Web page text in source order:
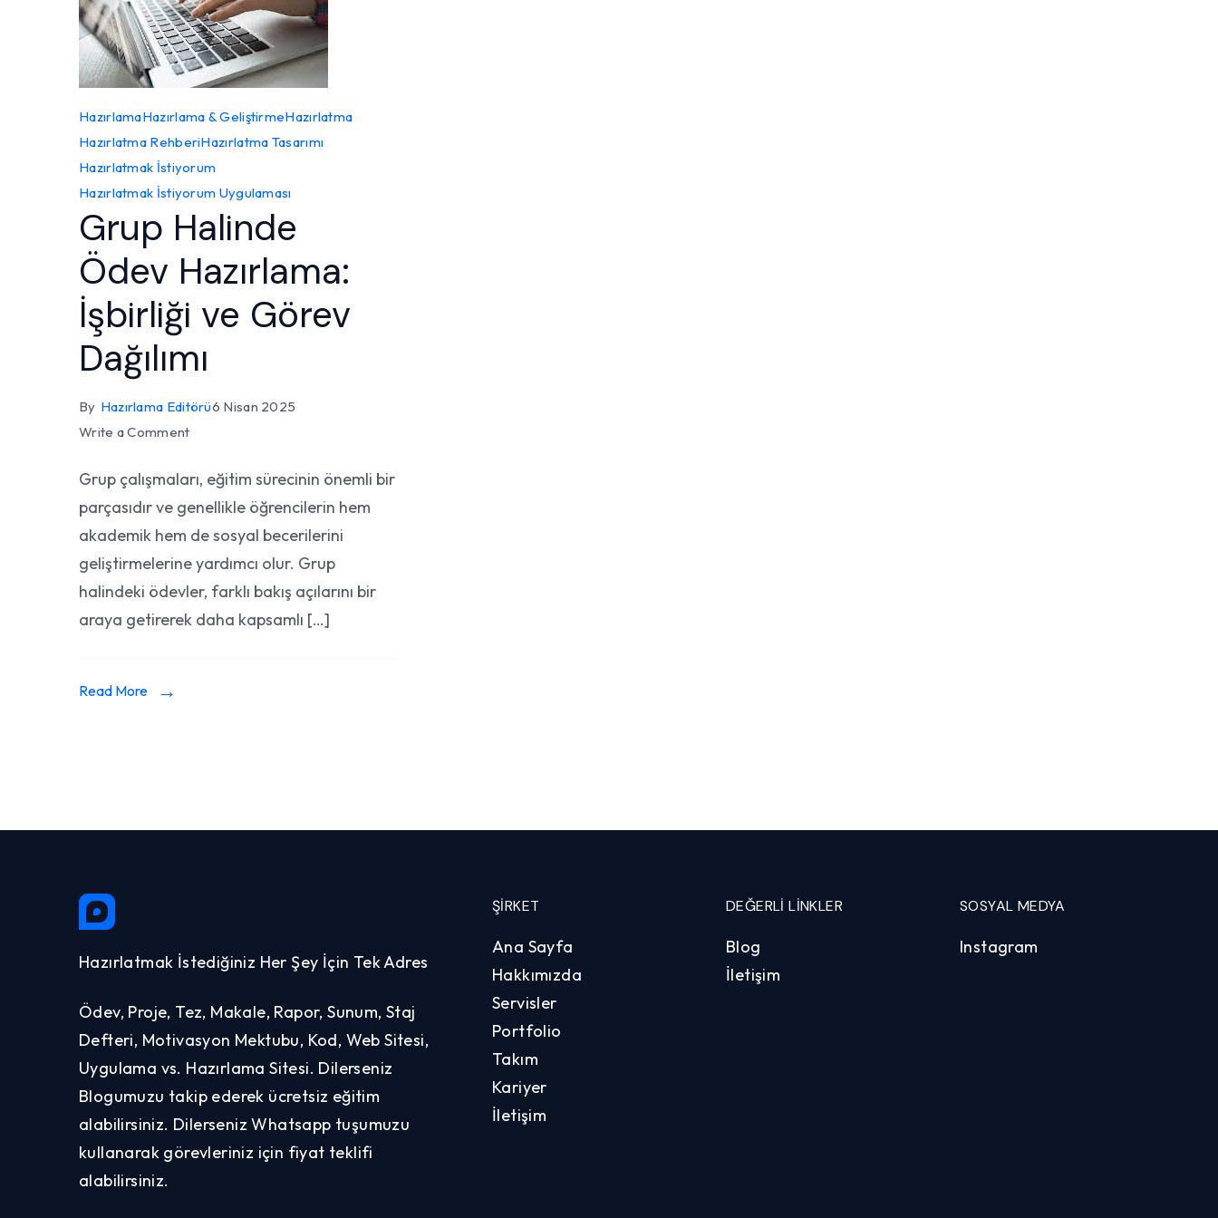
HazırlamaHazırlama & GeliştirmeHazırlatma
Hazırlatma RehberiHazırlatma Tasarımı
Hazırlatmak İstiyorum
Hazırlatmak İstiyorum Uygulaması
Grup Halinde
Ödev Hazırlama:
İşbirliği ve Görev
Dağılımı
By Hazırlama Editörü6 Nisan 2025
Write a Commenton
Halinde
Ödev
Hazırlama:
İşbirliği
Grup çalışmaları, eğitim sürecinin önemli bir
parçasıdır ve genellikle öğrencilerin hem
akademik hem de sosyal becerilerini
geliştirmelerine yardımcı olur. Grup
halindeki ödevler, farklı bakış açılarını bir
araya getirerek daha kapsamlı […]
Read More
Hazırlatmak İstediğiniz Her Şey İçin Tek Adres
Ödev, Proje, Tez, Makale, Rapor, Sunum, Staj
Defteri, Motivasyon Mektubu, Kod, Web Sitesi,
Uygulama vs. Hazırlama Sitesi. Dilerseniz
Blogumuzu takip ederek ücretsiz eğitim
alabilirsiniz. Dilerseniz Whatsapp tuşumuzu
kullanarak görevleriniz için fiyat teklifi
alabilirsiniz.
ŞIRKET
Ana Sayfa
Hakkımızda
Servisler
Portfolio
Takım
Kariyer
İletişim
DEĞERLI LINKLER
Blog
İletişim
SOSYAL MEDYA
Instagram